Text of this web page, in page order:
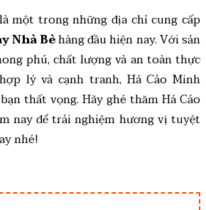
một trong những địa chỉ cung cấp
Nhà Bèhàng đầu hiện nay. Với sản
phú, chất lượng và an toàn thực
lý và cạnh tranh, Há Cảo Minh
thất vọng. Hãy ghé thăm Há Cảo
nay để trải nghiệm hương vị tuyệt
nhé!